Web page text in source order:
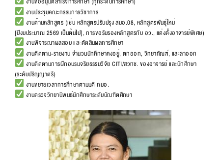
งานประชุมคณะกรรมการวิชาการ
งานด้านหลักสูตร (เช่น หลักสูตรปรับปรุง สมอ.08, หลักสูตรพันธุ์ใหม่
[ปีงบประมาณ 2569 เป็นต้นไป], การขอรับรองหลักสูตรกับ อว., แต่งตั้งอาจารย์พิเศษ)
งานพิจารณาผลสอบ และตัดสินผลการศึกษา
งานติดตาม-รายงาน จำนวนนักศึกษาคงอยู่, ตกออก, วิทยาทัณฑ์, และลาออก
งานติดตามการฝึกอบรมจริยธรรมวิจัย CITI/สวทช. ของอาจารย์ และนักศึกษา
(ระดับปริญญาตรี)
งานขยายเวลาการศึกษาตามมติ กมอ.
งานตรวจวิทยานิพนธ์นักศึกษาระดับบัณฑิตศึกษา